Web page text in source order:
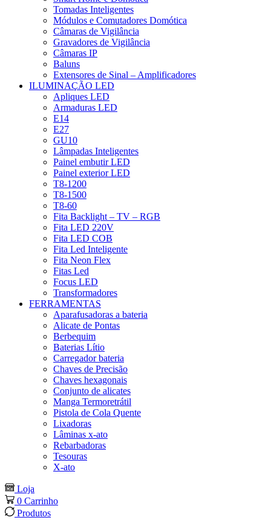
Tomadas Inteligentes
Módulos e Comutadores Domótica
Câmaras de Vigilância
Gravadores de Vigilância
Câmaras IP
Baluns
Extensores de Sinal – Amplificadores
ILUMINAÇÃO LED
Apliques LED
Armaduras LED
E14
E27
GU10
Lâmpadas Inteligentes
Painel embutir LED
Painel exterior LED
T8-1200
T8-1500
T8-60
Fita Backlight – TV – RGB
Fita LED 220V
Fita LED COB
Fita Led Inteligente
Fita Neon Flex
Fitas Led
Focus LED
Transformadores
FERRAMENTAS
Aparafusadoras a bateria
Alicate de Pontas
Berbequim
Baterias Lítio
Carregador bateria
Chaves de Precisão
Chaves hexagonais
Conjunto de alicates
Manga Termoretrátil
Pistola de Cola Quente
Lixadoras
Lâminas x-ato
Rebarbadoras
Tesouras
X-ato
Loja
0 Carrinho
Produtos